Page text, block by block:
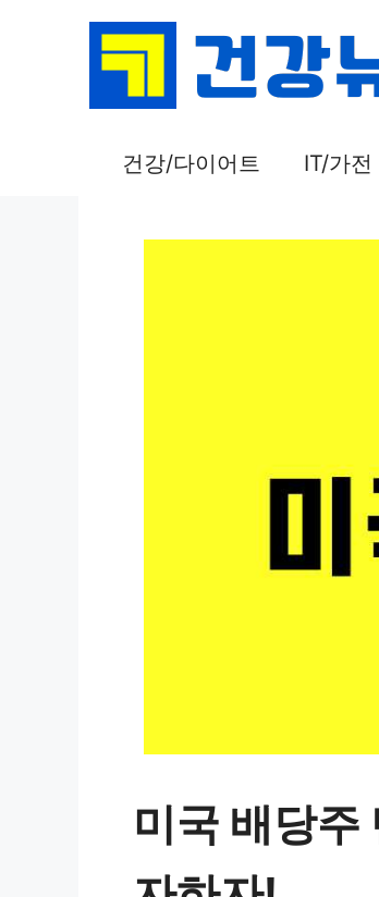
건강/다이어트 IT/가전
미국 배당주